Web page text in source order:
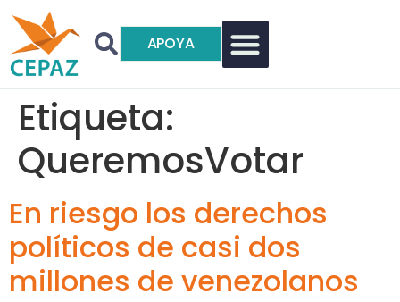
APOYA
Etiqueta:
QueremosVotar
En riesgo los derechos
políticos de casi dos
millones de venezolanos